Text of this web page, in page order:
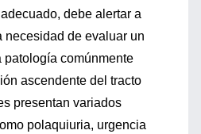
debe alertar a
necesidad de evaluar un
patología comúnmente
ascendente del tracto
presentan variados
polaquiuria, urgencia